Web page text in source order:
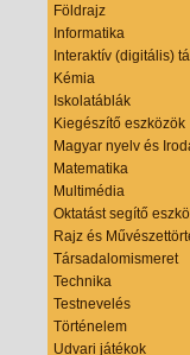
Földrajz
Informatika
Interaktív (digitális)
Kémia
Iskolatáblák
Kiegészítő eszközök
Magyar nyelv és
Matematika
Multimédia
Oktatást segítő
Rajz és
Társadalomismeret
Technika
Testnevelés
Történelem
Udvari játékok